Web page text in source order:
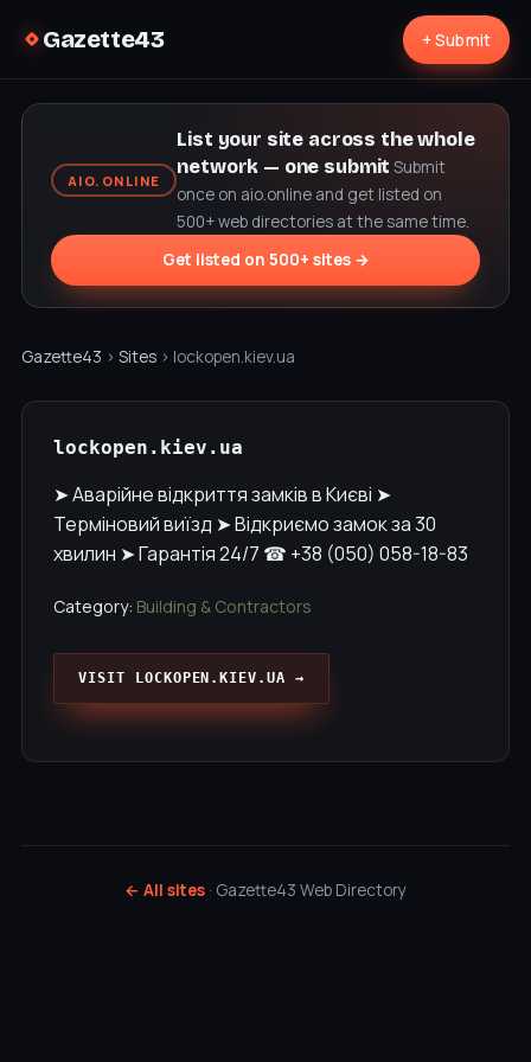
Gazette43 + Submit
AIO.ONLINE
List your site across the whole
network — one submit Submit
once on aio.online and get listed on
500+ web directories at the same time.
Get listed on 500+ sites →
Gazette43 › Sites › lockopen.kiev.ua
lockopen.kiev.ua
➤ Аварійне відкриття замків в Києві ➤
Терміновий виїзд ➤ Відкриємо замок за 30
хвилин ➤ Гарантія 24/7 ☎ +38 (050) 058-18-83
Category: Building & Contractors
VISIT LOCKOPEN.KIEV.UA →
← All sites · Gazette43 Web Directory